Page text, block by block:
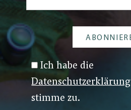
Ich habe die
Datenschutzerklärung
stimme zu.